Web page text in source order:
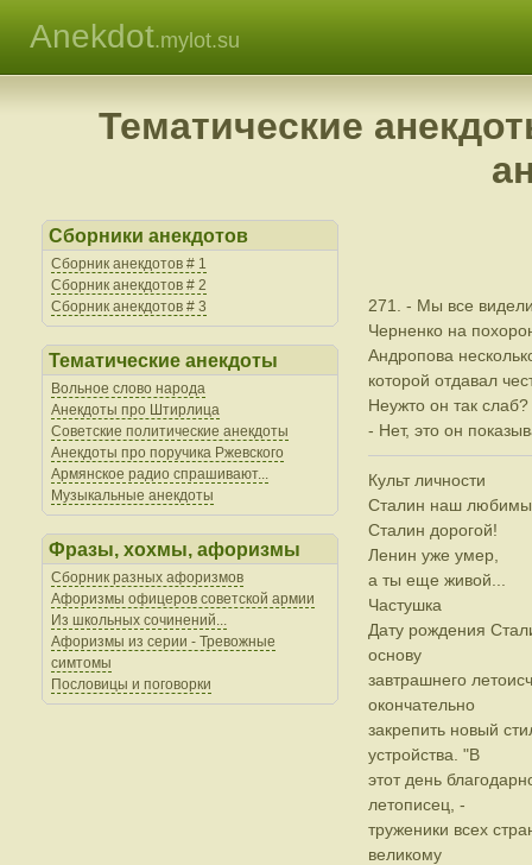
Anekdot.mylot.su
Тематические
Сборники анекдотов
Сборник анекдотов # 1
Сборник анекдотов # 2
Сборник анекдотов # 3
Тематические анекдоты
Вольное слово народа
Анекдоты про Штирлица
Советские политические анекдоты
Анекдоты про поручика Ржевского
Армянское радио спрашивают...
Музыкальные анекдоты
Фразы, хохмы, афоризмы
Сборник разных афоризмов
Афоризмы офицеров советской армии
Из школьных сочинений...
Афоризмы из серии - Тревожные
симтомы
Пословицы и поговорки
271. - Мы все
Черненко на
Андропова
которой отдавал
Неужто он так слаб?
- Нет, это он
Культ личности
Сталин наш
Сталин дорогой!
Ленин уже умер,
а ты еще живой...
Частушка
Дату рождения
основу
завтрашнего
окончательно
закрепить новый
устройства. "В
этот день
летописец, -
труженики всех
великому